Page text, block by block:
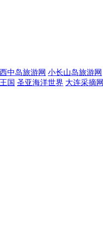
西中岛旅游网 小长山岛旅游网
国 圣亚海洋世界 大连采摘网